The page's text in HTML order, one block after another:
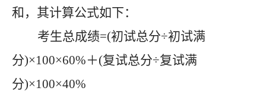
和，其计算公式如下：
考生总成绩=(初试总分÷初试满
分)×100×60%＋(复试总分÷复试满
分)×100×40%